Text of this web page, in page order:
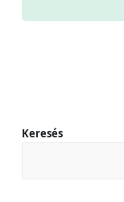
Keresés